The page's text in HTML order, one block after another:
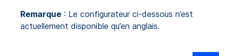
Remarque : Le configurateur ci-dessous n’est
actuellement disponible qu’en anglais.